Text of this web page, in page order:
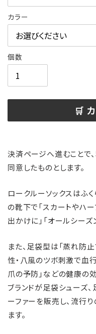
カラー
個数
🛒
ー
ト
商
品
を
加
す
る
決済ページへ進むことで
同意したものとします。
ロークルーソックスはふ
の靴下で「スカートやハ
出かけに」「オールシー
また、足袋型は「蒸れ防
性・八風のツボ刺激で血
爪の予防」などの健康の
ブランドが足袋シューズ
ーファーを販売し、流行
ます。